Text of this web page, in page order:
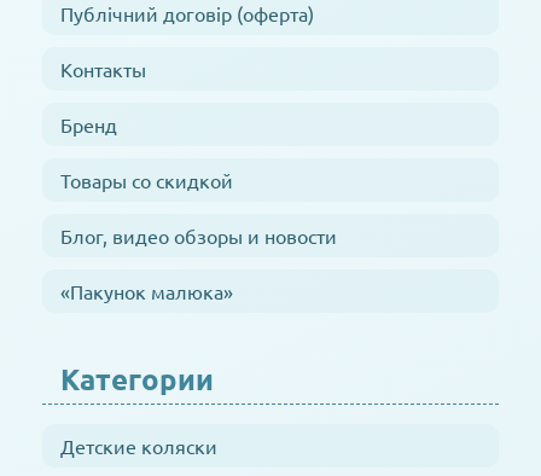
Публічний договір (оферта)
Контакты
Бренд
Товары со скидкой
Блог, видео обзоры и новости
«Пакунок малюка»
Категории
Детские коляски